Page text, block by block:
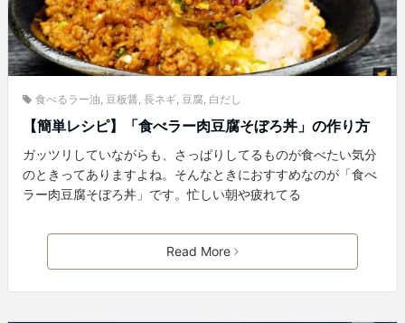
食べるラー油, 豆板醤, 長ネギ, 豆腐, 白だし
【簡単レシピ】「食べラー肉豆腐そぼろ丼」の作り方
ガッツリしていながらも、さっぱりしてるものが食べたい気分
のときってありますよね。そんなときにおすすめなのが「食べ
ラー肉豆腐そぼろ丼」です。忙しい朝や疲れてる
Read More